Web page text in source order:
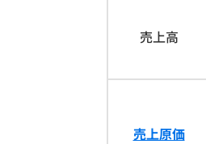
売上高
売上原価